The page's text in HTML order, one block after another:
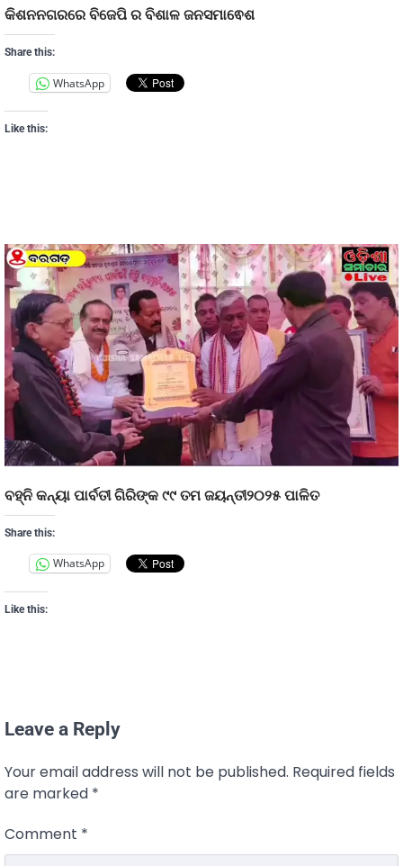
କିଶନନଗରରେ ବିଜେପି ର ବିଶାଳ ଜନସମାଵେଶ
Share this:
WhatsApp
Like this:
ବହ୍ନି କନ୍ୟା ପାର୍ବତୀ ଗିରିଙ୍କ ୯୯ ତମ ଜୟନ୍ତୀ୨୦୨୫ ପାଳିତ
Share this:
WhatsApp
Like this:
Leave a Reply
Your email address will not be published. Required fields
are marked *
Comment *